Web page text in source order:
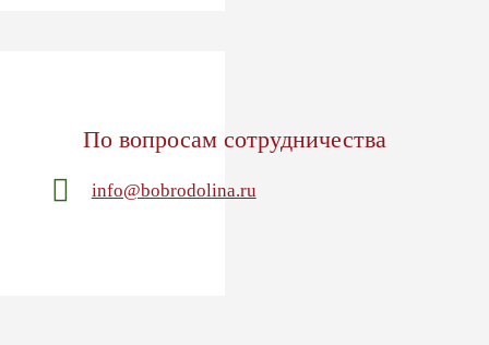
По вопросам сотрудничества
info@bobrodolina.ru